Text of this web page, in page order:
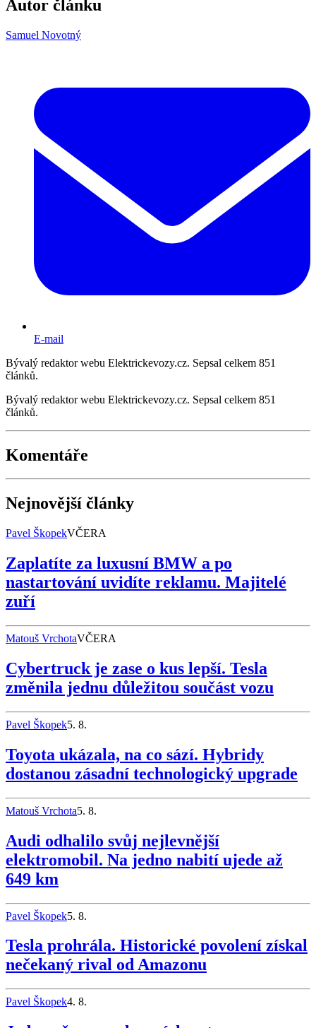
Autor článku
Samuel Novotný
E-mail
Bývalý redaktor webu Elektrickevozy.cz. Sepsal celkem 851
článků.
Bývalý redaktor webu Elektrickevozy.cz. Sepsal celkem 851
článků.
Komentáře
Nejnovější články
Pavel ŠkopekVČERA
Zaplatíte za luxusní BMW a po
nastartování uvidíte reklamu. Majitelé
zuří
Matouš VrchotaVČERA
Cybertruck je zase o kus lepší. Tesla
změnila jednu důležitou součást vozu
Pavel Škopek5. 8.
Toyota ukázala, na co sází. Hybridy
dostanou zásadní technologický upgrade
Matouš Vrchota5. 8.
Audi odhalilo svůj nejlevnější
elektromobil. Na jedno nabití ujede až
649 km
Pavel Škopek5. 8.
Tesla prohrála. Historické povolení získal
nečekaný rival od Amazonu
Pavel Škopek4. 8.